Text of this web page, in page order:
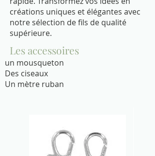
créations uniques et élégantes avec
notre sélection de fils de qualité
supérieure.
Les accessoires
un mousqueton
Des ciseaux
Un mètre ruban